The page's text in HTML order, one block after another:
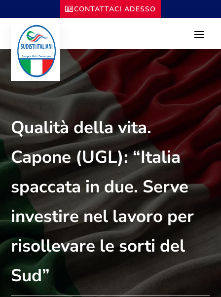
CONTATTACI ADESSO
Qualità della vita.
Capone (UGL): “Italia
spaccata in due. Serve
investire nel lavoro per
risollevare le sorti del
Sud”